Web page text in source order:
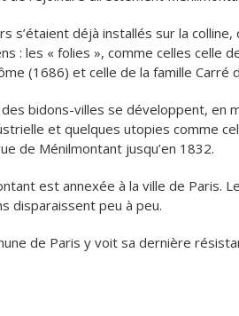
s’étaient déjà installés sur la
: les « folies », comme celles celle
(1686) et celle de la famille Carré
des bidons-villes se développent, en
et quelques utopies comme
de Ménilmontant jusqu’en 1832.
est annexée à la ville de Paris.
disparaissent peu à peu.
de Paris y voit sa dernière